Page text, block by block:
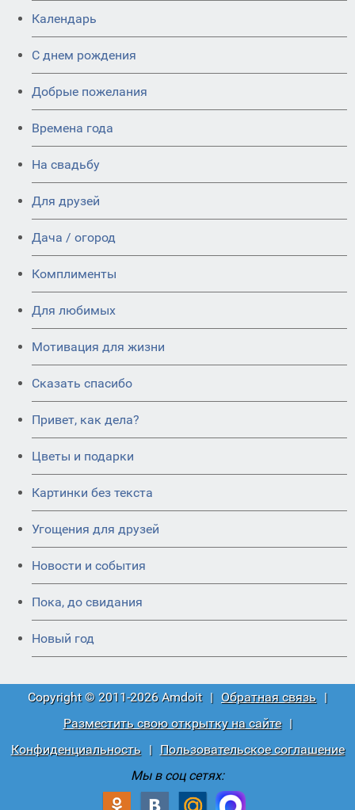
Календарь
C днем рождения
Добрые пожелания
Времена года
На свадьбу
Для друзей
Дача / огород
Комплименты
Для любимых
Мотивация для жизни
Сказать спасибо
Привет, как дела?
Цветы и подарки
Картинки без текста
Угощения для друзей
Новости и события
Пока, до свидания
Новый год
Copyright © 2011-2026 Amdoit | Обратная связь |
Разместить свою открытку на сайте
|
Конфиденциальность
|
Пользовательское соглашение
Мы в соц сетях: